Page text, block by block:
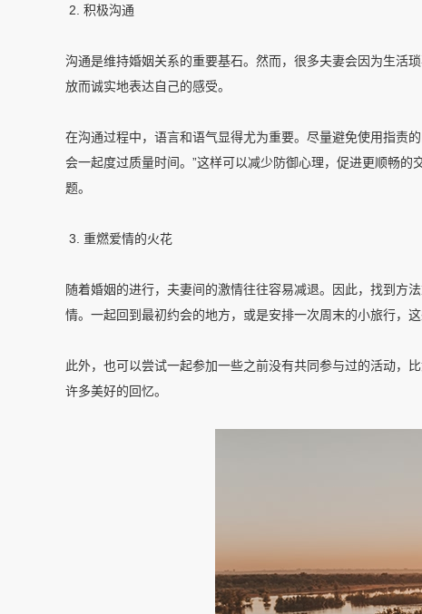
2. 积极沟通
沟通是维持婚姻关系的重要基石。然而，很多夫妻会因为生活
放而诚实地表达自己的感受。
在沟通过程中，语言和语气显得尤为重要。尽量避免使用指责
会一起度过质量时间。”这样可以减少防御心理，促进更顺畅
题。
3. 重燃爱情的火花
随着婚姻的进行，夫妻间的激情往往容易减退。因此，找到方
情。一起回到最初约会的地方，或是安排一次周末的小旅行，
此外，也可以尝试一起参加一些之前没有共同参与过的活动，
许多美好的回忆。